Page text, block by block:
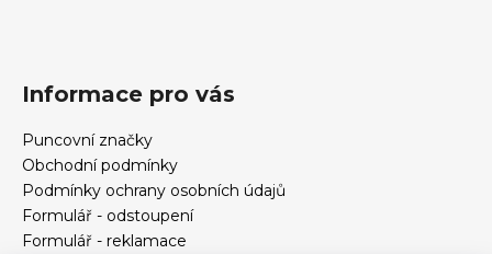
Informace pro vás
Puncovní značky
Obchodní podmínky
Podmínky ochrany osobních údajů
Formulář - odstoupení
Formulář - reklamace